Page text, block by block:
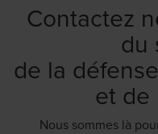
Contactez
du
de la
et de
Nous sommes là